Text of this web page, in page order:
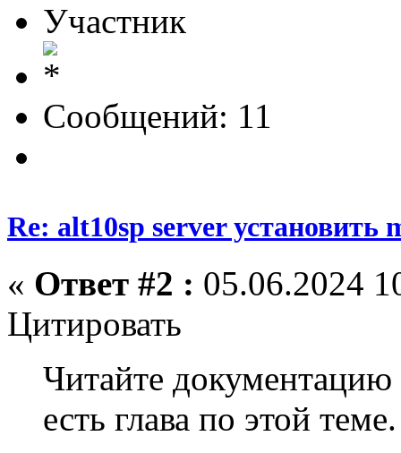
Участник
Сообщений: 11
Re: alt10sp server установить
« Ответ #2 : 05.06.2024
Цитировать
Читайте документацию
есть глава по этой теме.